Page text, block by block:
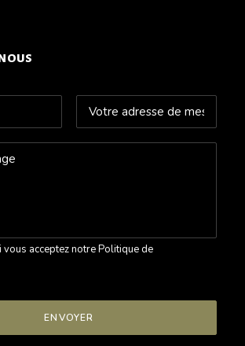
vous acceptez notrePolitique de